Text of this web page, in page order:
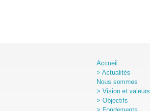
Accueil
> Actualités
Nous sommes
> Vision et valeurs
> Objectifs